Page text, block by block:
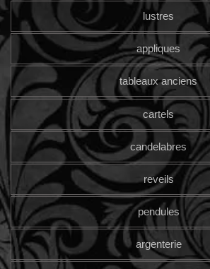
lustres
appliques
tableaux anciens
cartels
candelabres
reveils
pendules
argenterie